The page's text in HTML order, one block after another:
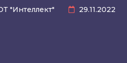
"Интеллект" 29.11.2022